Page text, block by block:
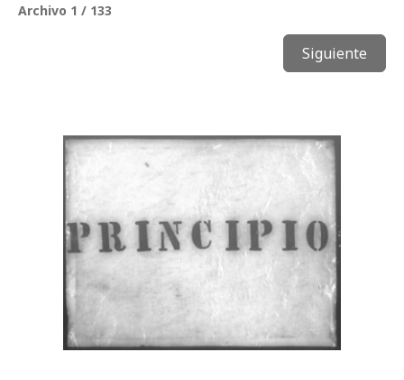
Archivo 1 / 133
Siguiente